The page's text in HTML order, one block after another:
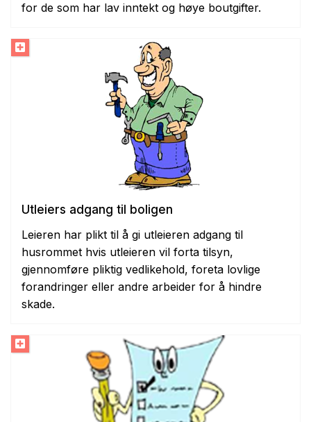
for de som har lav inntekt og høye boutgifter.
Utleiers adgang til boligen
Leieren har plikt til å gi utleieren adgang til
husrommet hvis utleieren vil forta tilsyn,
gjennomføre pliktig vedlikehold, foreta lovlige
forandringer eller andre arbeider for å hindre
skade.